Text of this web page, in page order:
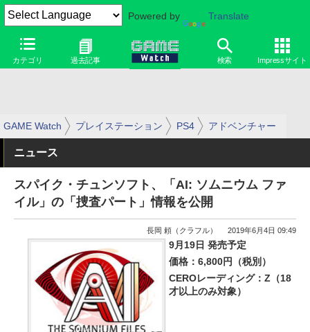
Powered by Translate
カテゴリ 過去記事 検索 Impressサイト
GAME Watch プレイステーション PS4 アドベンチャー
ニュース
スパイク・チュンソフト、「AI: ソムニウム ファ
イル」の「捜査パート」情報を公開
長岡 頼（クラフル） 2019年6月4日 09:49
9月19日 発売予定
価格：6,800円（税別）
CEROレーディング：Z（18
才以上のみ対象）